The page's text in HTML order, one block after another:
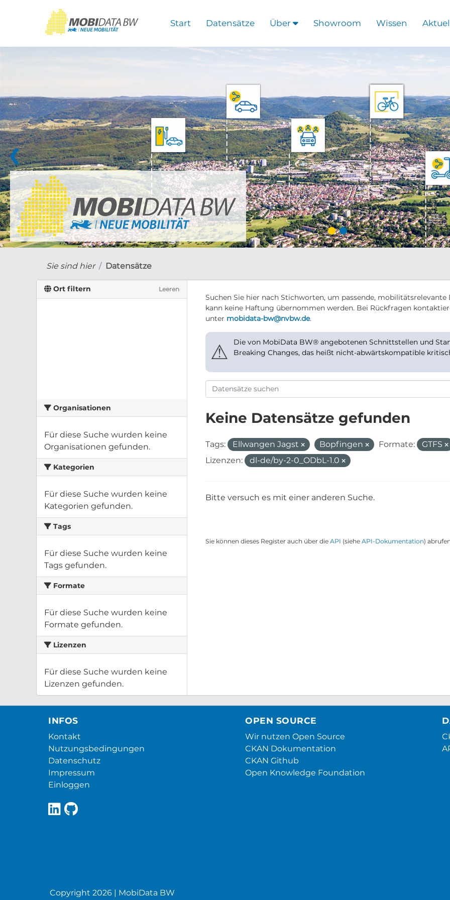
Start Datensätze Über Showroom Wissen
❮
Sie sind hier Datensätze
Ort filtern Leeren
Organisationen
Für diese Suche wurden keine
Organisationen gefunden.
Kategorien
Für diese Suche wurden keine
Kategorien gefunden.
Tags
Für diese Suche wurden keine
Tags gefunden.
Formate
Für diese Suche wurden keine
Formate gefunden.
Lizenzen
Für diese Suche wurden keine
Lizenzen gefunden.
Suchen Sie hier nach Stichworten, um passende,
kann keine Haftung übernommen werden. Bei Rückfragen
unter mobidata-bw@nvbw.de.
⚠
Die von MobiData BW® angebotenen Schnittstellen und
Breaking Changes, das heißt nicht-abwärtskompatible
Keine Datensätze gefunden
Tags: Ellwangen Jagst Bopfingen Formate:
GTFS
Lizenzen:
dl-de/by-2-0_ODbL-1.0
Bitte versuch es mit einer anderen Suche.
Sie können dieses Register auch über die API (siehe API-Dokumentation)
INFOS
Kontakt
Nutzungsbedingungen
Datenschutz
Impressum
Einloggen
OPEN SOURCE
Wir nutzen Open Source
CKAN Dokumentation
CKAN Github
Open Knowledge Foundation
Copyright 2026 | MobiData BW